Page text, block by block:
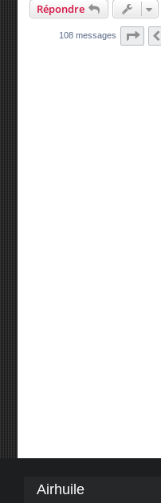
Répondre
108 messages Page
Airhuile